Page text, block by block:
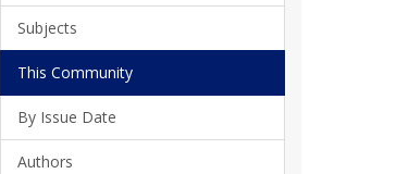
Subjects
This Community
By Issue Date
Authors